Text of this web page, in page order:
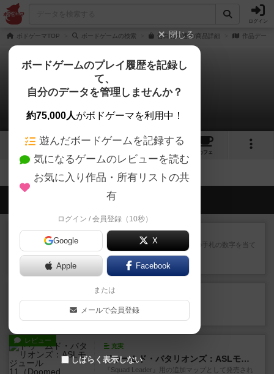
ログイン
ボドゲーマTOP ボードゲームの検索 告白魂の通販/商品詳細 作品データ
告白魂
拡張/関連作品 0件
4 2 4
カフェ
会員の新しい投稿
レビュー ゴットファイブ！
自分の前に背を向けて並ぶ5枚の手札の数字を当て
るゲーム。相手の手札/場...
約1時間前 by daisdice
カタン
約1時間前 by アプー
レビュー
充実
ドゥームド・バタリオンズ：ASLモジュール11
『Squad Leader』用の追加マップとして発売され
閉じる
ボードゲームのプレイ履歴を記録し
て、
自分のデータを管理しませんか？
約75,000人がボドゲーマを利用中！
遊んだボードゲームを記録する
気になるゲームのレビューを読む
お気に入り作品・所有リストの共
有
ログイン / 会員登録（10秒）
Google X
Apple Facebook
または
メールで会員登録
しばらく表示しない